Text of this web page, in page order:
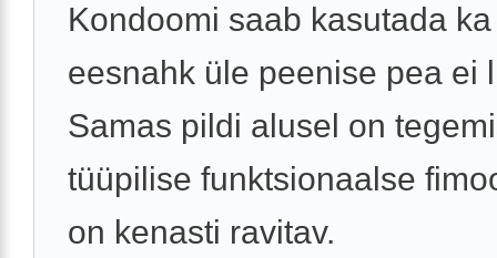
Kondoomi saab kasutada
eesnahk üle peenise pea ei
Samas pildi alusel on
tüüpilise funktsionaalse
on kenasti ravitav.